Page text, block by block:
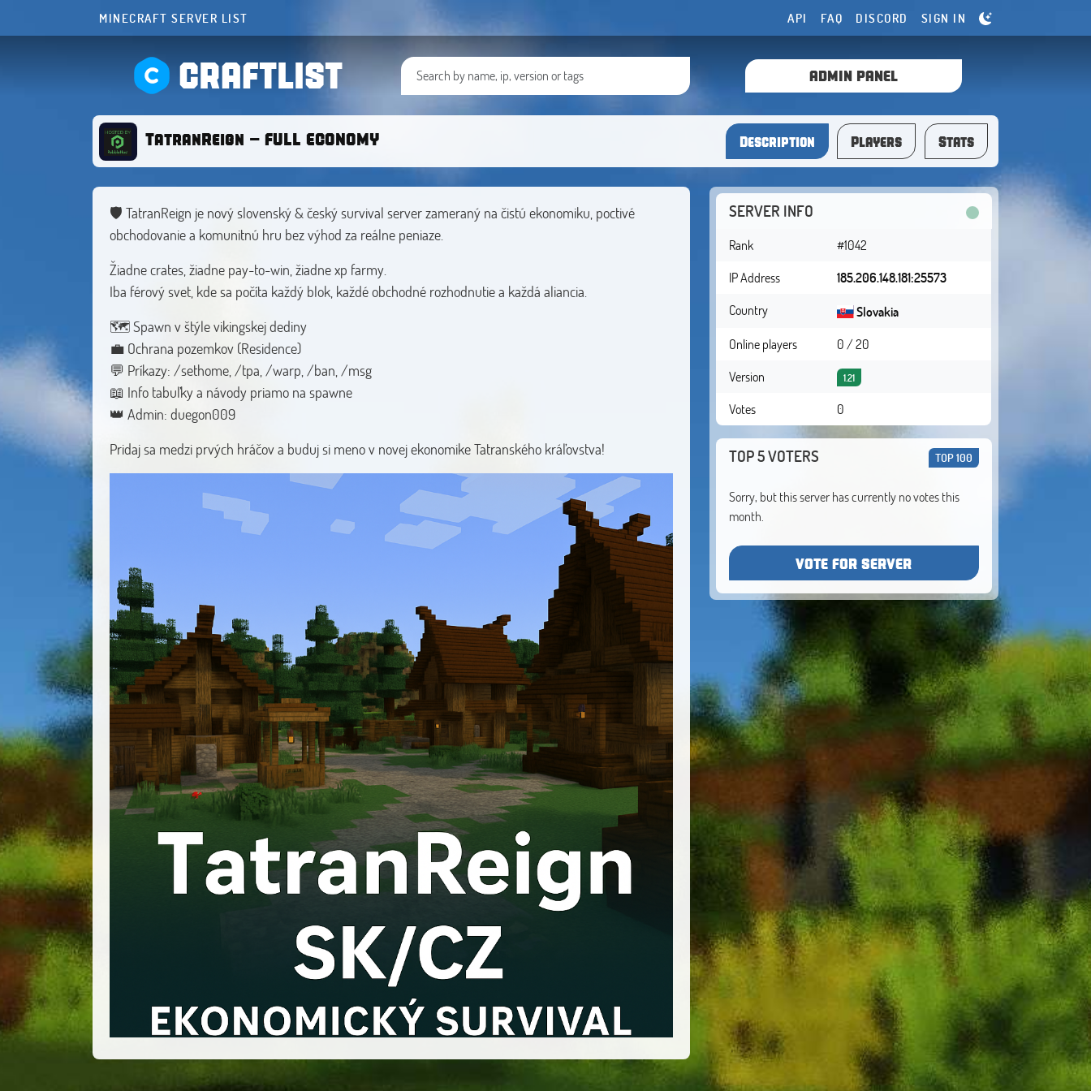
MINECRAFT SERVER LIST API FAQ DISCORD SIGN IN
CRAFTLIST ADMIN PANEL
TatranReign - FULL ECONOMY Description Players Stats
🛡️ TatranReign je nový slovenský & český survival server zameraný na čistú ekonomiku, poctivé
obchodovanie a komunitnú hru bez výhod za reálne peniaze.
Žiadne crates, žiadne pay-to-win, žiadne xp farmy.
Iba férový svet, kde sa počíta každý blok, každé obchodné rozhodnutie a každá aliancia.
🗺️ Spawn v štýle vikingskej dediny
💼 Ochrana pozemkov (Residence)
💬 Príkazy: /sethome, /tpa, /warp, /ban, /msg
📖 Info tabuľky a návody priamo na spawne
👑 Admin: duegon009
Pridaj sa medzi prvých hráčov a buduj si meno v novej ekonomike Tatranského kráľovstva!
SERVER INFO
Rank
#1042
IP Address
185.206.148.181:25573
Country
Slovakia
Online players
0 / 20
Version
1.21
Votes 0
TOP 5 VOTERS TOP 100
Sorry, but this server has currently no votes this
month.
VOTE FOR SERVER